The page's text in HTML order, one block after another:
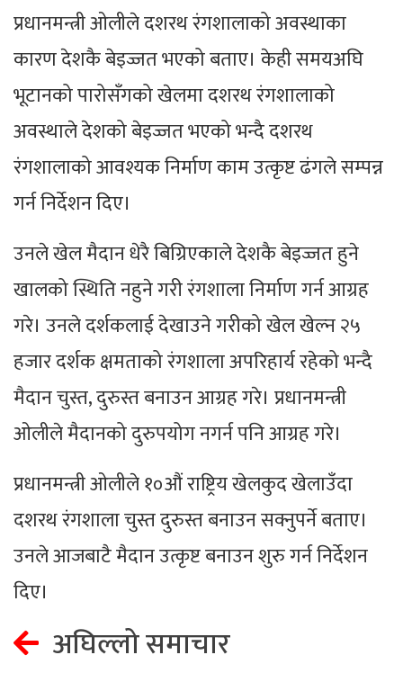
प्रधानमन्त्री ओलीले दशरथ रंगशालाको अवस्थाका
कारण देशकै बेइज्जत भएको बताए। केही समयअघि
भूटानको पारोसँगको खेलमा दशरथ रंगशालाको
अवस्थाले देशको बेइज्जत भएको भन्दै दशरथ
रंगशालाको आवश्यक निर्माण काम उत्कृष्ट ढंगले सम्पन्न
गर्न निर्देशन दिए।
उनले खेल मैदान धेरै बिग्रिएकाले देशकै बेइज्जत हुने
खालको स्थिति नहुने गरी रंगशाला निर्माण गर्न आग्रह
गरे। उनले दर्शकलाई देखाउने गरीको खेल खेल्न २५
हजार दर्शक क्षमताको रंगशाला अपरिहार्य रहेको भन्दै
मैदान चुस्त, दुरुस्त बनाउन आग्रह गरे। प्रधानमन्त्री
ओलीले मैदानको दुरुपयोग नगर्न पनि आग्रह गरे।
प्रधानमन्त्री ओलीले १०औं राष्ट्रिय खेलकुद खेलाउँदा
दशरथ रंगशाला चुस्त दुरुस्त बनाउन सक्नुपर्ने बताए।
उनले आजबाटै मैदान उत्कृष्ट बनाउन शुरु गर्न निर्देशन
दिए।
अघिल्लो समाचार